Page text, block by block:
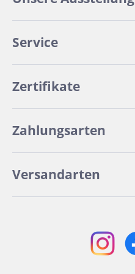
Service
Zertifikate
Zahlungsarten
Versandarten